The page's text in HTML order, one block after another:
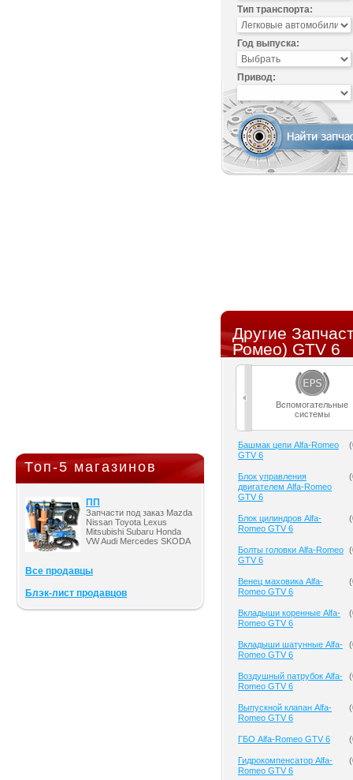
Топ-5 магазинов
ПП
Запчасти под заказ Mazda
Nissan Toyota Lexus
Mitsubishi Subaru Honda
VW Audi Mercedes SKODA
Все продавцы
Блэк-лист продавцов
Тип транспорта:
Год выпуска:
Привод:
Другие
Ромео) GTV 6
Вспомогательные
системы
Башмак цепи Alfa-Romeo
GTV 6
(
Блок управления
двигателем Alfa-Romeo
GTV 6
(
Блок цилиндров Alfa-
Romeo GTV 6
(
Болты головки Alfa-Romeo
GTV 6
(
Венец маховика Alfa-
Romeo GTV 6
(
Вкладыши коренные Alfa-
Romeo GTV 6
(
Вкладыши шатунные Alfa-
Romeo GTV 6
(
Воздушный патрубок Alfa-
Romeo GTV 6
(
Выпускной клапан Alfa-
Romeo GTV 6
(
ГБО Alfa-Romeo GTV 6 (
Гидрокомпенсатор Alfa-
Romeo GTV 6
(